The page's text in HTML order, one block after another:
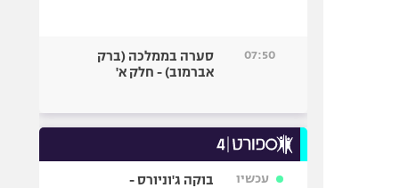
07:50
סערה בממלכה (ברק
אברמוב) - חלק א'
עכשיו
בוקה ג'וניורס -